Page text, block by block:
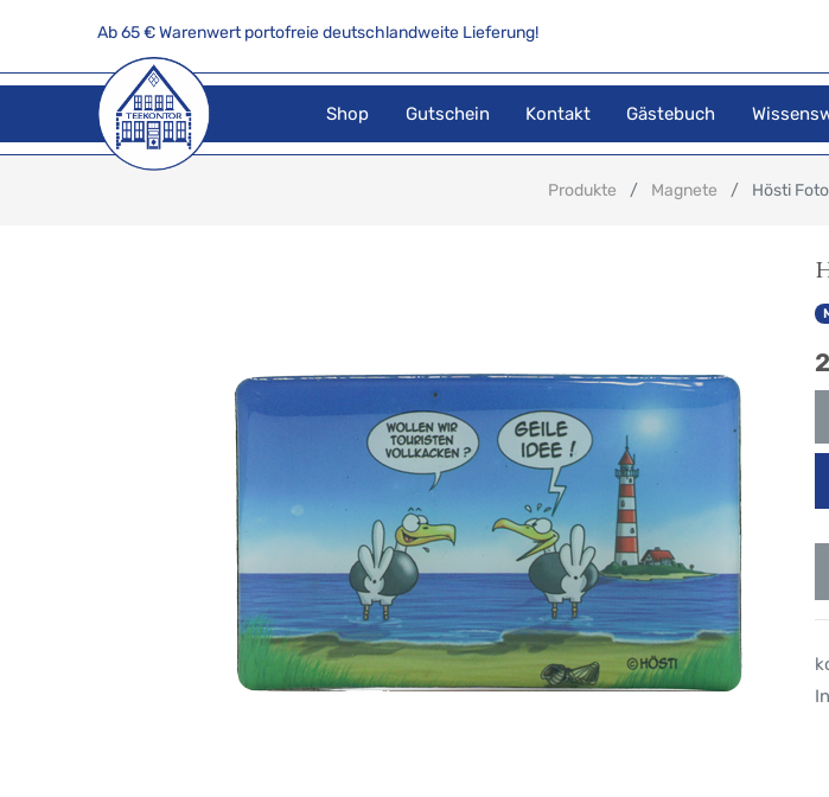
Ab 65 € Warenwert portofreie deutschlandweite Lieferung!
Shop Gutschein Kontakt Gästebuch
Produkte Magnete Hösti